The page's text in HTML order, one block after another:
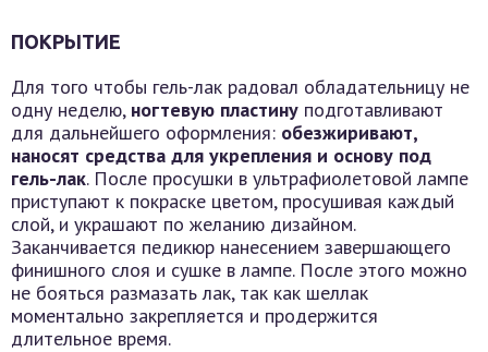
ПОКРЫТИЕ
Для того чтобы гель-лак радовал обладательницу не
одну неделю, ногтевую пластину подготавливают
для дальнейшего оформления: обезжиривают,
наносят средства для укрепления и основу под
гель-лак. После просушки в ультрафиолетовой лампе
приступают к покраске цветом, просушивая каждый
слой, и украшают по желанию дизайном.
Заканчивается педикюр нанесением завершающего
финишного слоя и сушке в лампе. После этого можно
не бояться размазать лак, так как шеллак
моментально закрепляется и продержится
длительное время.